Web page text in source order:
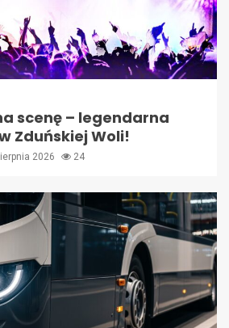
scenę – legendarna
Zduńskiej Woli!
2026 24